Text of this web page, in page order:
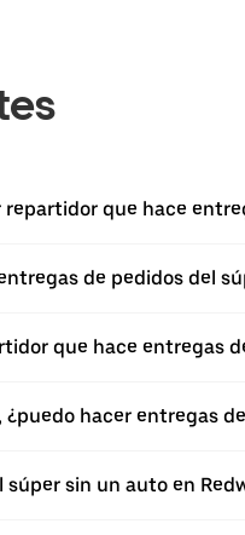
que hace
de pedidos del
que hace entregas
hacer entregas
sin un auto en